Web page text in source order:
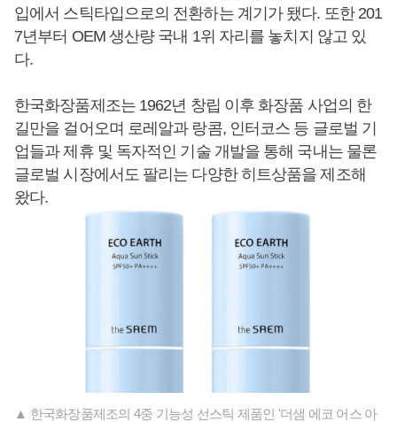
입에서 스틱타입으로의 전환하는 계기가 됐다. 또한 201
7년부터 OEM 생산량 국내 1위 자리를 놓치지 않고 있
다.
한국화장품제조는 1962년 창립 이후 화장품 사업의 한
길만을 걸어오며 로레알과 랑콤, 인터코스 등 글로벌 기
업들과 제휴 및 독자적인 기술 개발을 통해 국내는 물론
글로벌 시장에서도 팔리는 다양한 히트상품을 제조해
왔다.
▲ 한국화장품제조의 4중 기능성 선스틱 제품인 '더샘 에코 어스 아